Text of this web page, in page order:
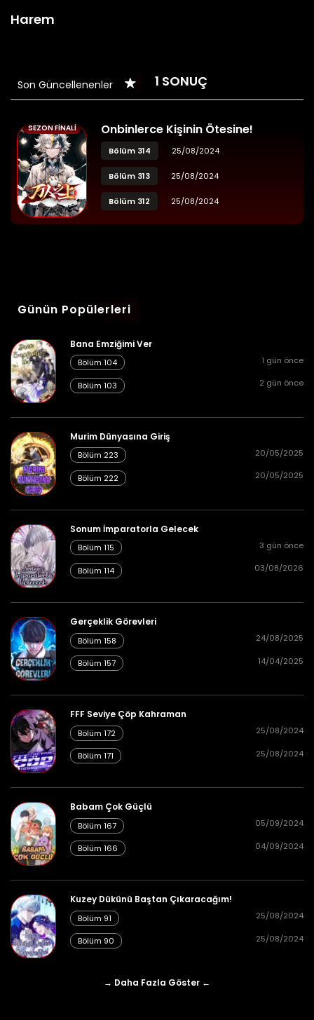
Harem
1 SONUÇ
Son Güncellenenler
SEZON FINALI Onbinlerce Kişinin Ötesine!
Bölüm 314 25/08/2024
Bölüm 313 25/08/2024
Bölüm 312 25/08/2024
Günün Popülerleri
Bana Emziğimi Ver
Bölüm 104 1 gün önce
Bölüm 103 2 gün önce
Murim Dünyasına Giriş
Bölüm 223 20/05/2025
Bölüm 222 20/05/2025
Sonum İmparatorla Gelecek
Bölüm 115 3 gün önce
Bölüm 114 03/08/2026
Gerçeklik Görevleri
Bölüm 158 24/08/2025
Bölüm 157 14/04/2025
FFF Seviye Çöp Kahraman
Bölüm 172 25/08/2024
Bölüm 171 25/08/2024
Babam Çok Güçlü
Bölüm 167 05/09/2024
Bölüm 166 04/09/2024
Kuzey Dükünü Baştan Çıkaracağım!
Bölüm 91 25/08/2024
Bölüm 90 25/08/2024
→ Daha Fazla Göster ←